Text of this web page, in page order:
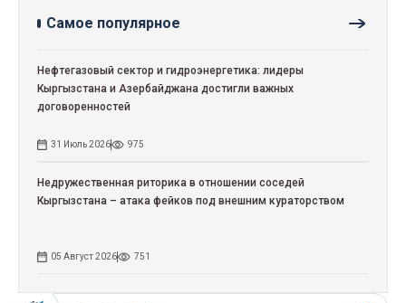
Самое популярное
Нефтегазовый сектор и гидроэнергетика: лидеры
Кыргызстана и Азербайджана достигли важных
договоренностей
31 Июль 2026 975
Недружественная риторика в отношении соседей
Кыргызстана – атака фейков под внешним кураторством
05 Август 2026 751